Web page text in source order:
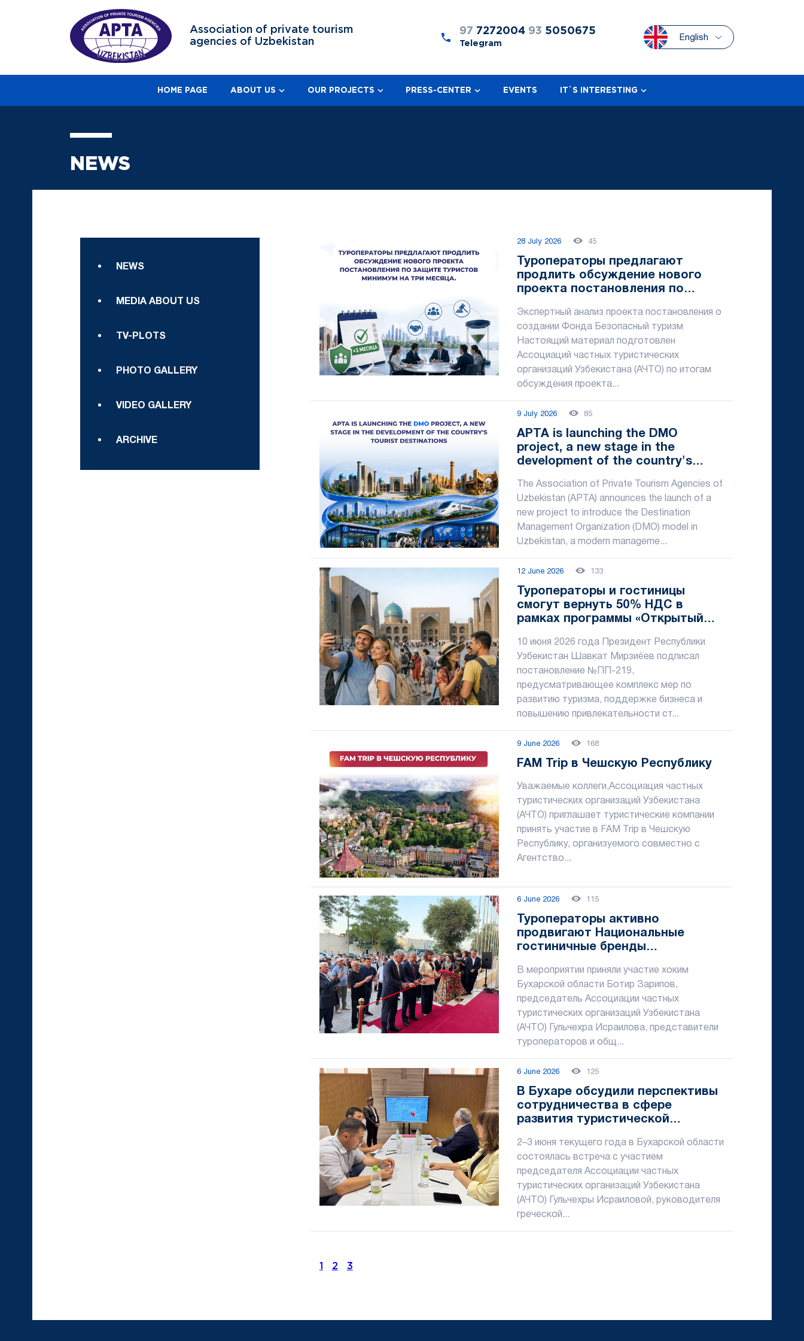
Association of private tourism
agencies of Uzbekistan
97 7272004 93 5050675
Telegram
English
HOME PAGE ABOUT US OUR PROJECTS PRESS-CENTER EVENTS IT`S INTERESTING
NEWS
NEWS
MEDIA ABOUT US
TV-PLOTS
PHOTO GALLERY
VIDEO GALLERY
ARCHIVE
28 July 2026 45
Туроператоры предлагают
продлить обсуждение нового
проекта постановления по
месяца
Экспертный анализ проекта постановления о
создании Фонда Безопасный туризм
Настоящий материал подготовлен
Ассоциаций частных туристических
организаций Узбекистана (АЧТО) по итогам
обсуждения проекта...
9 July 2026 85
APTA is launching the DMO
project, a new stage in the
development of the country's
The Association of Private Tourism Agencies of
Uzbekistan (APTA) announces the launch of a
new project to introduce the Destination
Management Organization (DMO) model in
Uzbekistan, a modern manageme...
12 June 2026 133
Туроператоры и гостиницы
смогут вернуть 50% НДС в
рамках программы «Открытый
10 июня 2026 года Президент Республики
Узбекистан Шавкат Мирзиёев подписал
постановление №ПП-219,
предусматривающее комплекс мер по
развитию туризма, поддержке бизнеса и
повышению привлекательности ст...
9 June 2026 168
FAM Trip в Чешскую Республику
Уважаемые коллеги,Ассоциация частных
туристических организаций Узбекистана
(АЧТО) приглашает туристические компании
принять участие в FAM Trip в Чешскую
Республику, организуемого совместно с
Агентство...
6 June 2026 115
Туроператоры активно
продвигают Национальные
гостиничные бренды
В мероприятии приняли участие хоким
Бухарской области Ботир Зарипов,
председатель Ассоциации частных
туристических организаций Узбекистана
(АЧТО) Гульчехра Исраилова, представители
туроператоров и общ...
6 June 2026 125
В Бухаре обсудили перспективы
сотрудничества в сфере
развития туристической
2–3 июня текущего года в Бухарской области
состоялась встреча с участием
председателя Ассоциации частных
туристических организаций Узбекистана
(АЧТО) Гульчехры Исраиловой, руководителя
греческой...
1 2 3